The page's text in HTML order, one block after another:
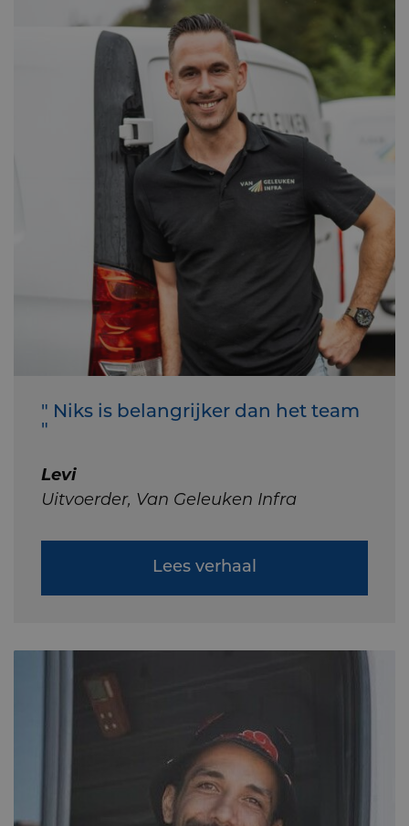
" Niks is belangrijker dan het team
"
Levi
Uitvoerder, Van Geleuken Infra
Lees verhaal